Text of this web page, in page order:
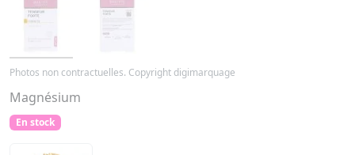
Photos non contractuelles. Copyright digimarquage
Magnésium
En stock